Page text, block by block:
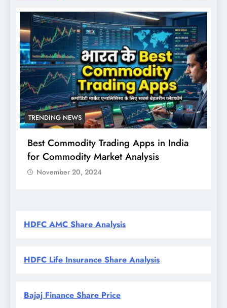
TRENDING NEWS
Best Commodity Trading Apps in India
for Commodity Market Analysis
November 20, 2024
HDFC AMC Share Analysis
HDFC Life Insurance Share Analysis
Bajaj Finance Share Price